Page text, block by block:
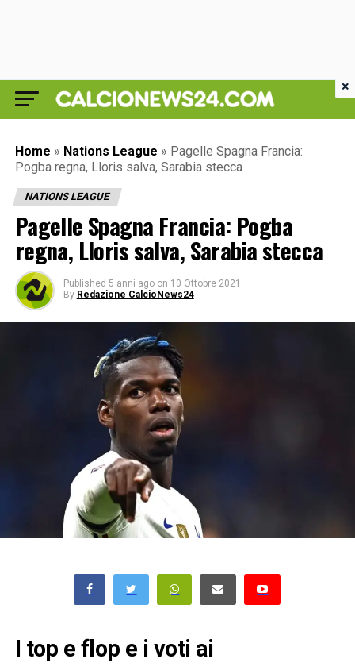
Home » Nations League » Pagelle Spagna Francia:
Pogba regna, Lloris salva, Sarabia stecca
NATIONS LEAGUE
Pagelle Spagna Francia: Pogba
regna, Lloris salva, Sarabia stecca
Published 5 anni ago on 10 Ottobre 2021
By Redazione CalcioNews24
I top e flop e i voti ai
×